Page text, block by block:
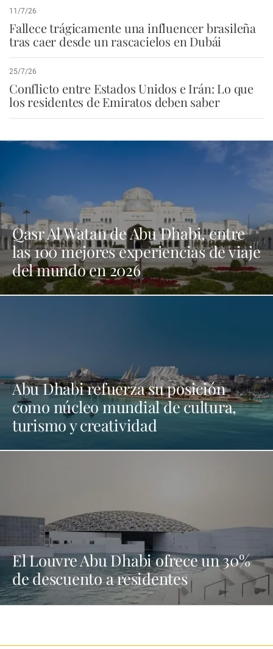
11/7/26
Fallece trágicamente una influencer brasileña
tras caer desde un rascacielos en Dubái
25/7/26
Conflicto entre Estados Unidos e Irán: Lo que
los residentes de Emiratos deben saber
Qasr Al Watan de Abu Dhabi, entre
las 100 mejores experiencias de viaje
del mundo en 2026
Abu Dhabi refuerza su posición
como núcleo mundial de cultura,
turismo y creatividad
El Louvre Abu Dhabi ofrece un 30%
de descuento a residentes